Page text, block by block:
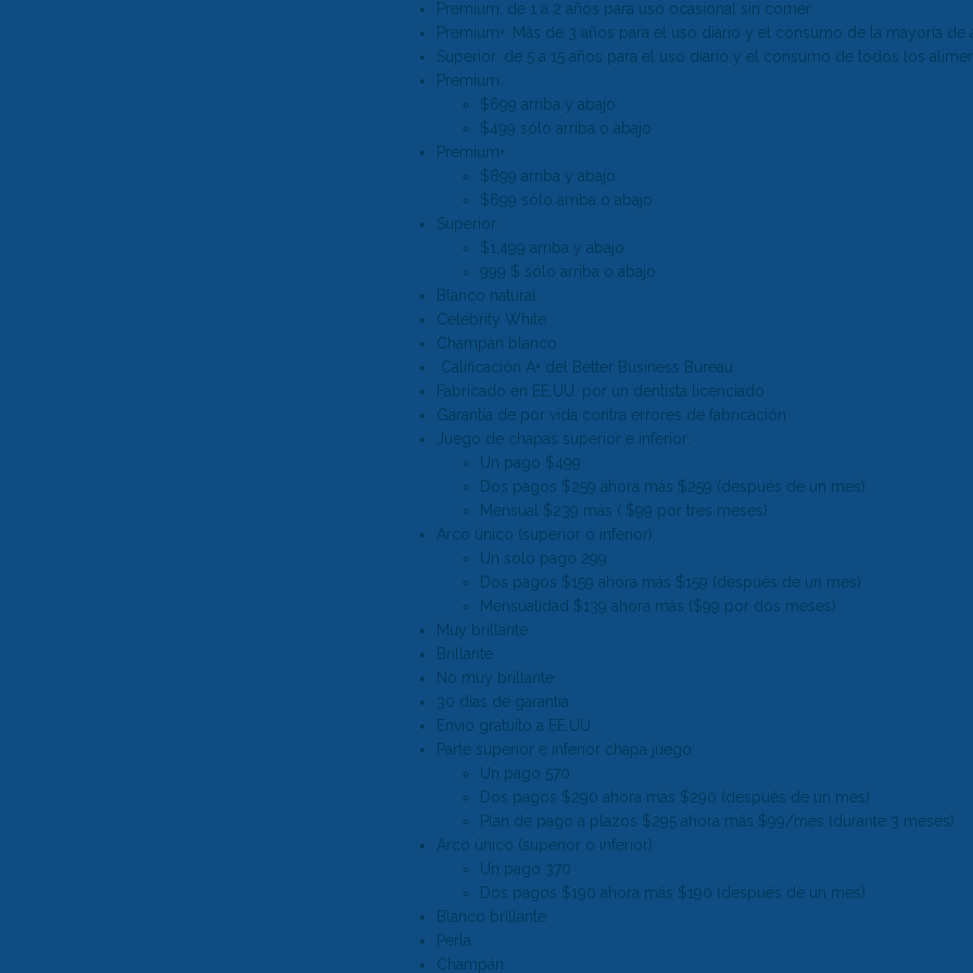
Premium: de 1 a 2 años para uso ocasional sin comer
Premium+: Más de 3 años para el uso diario y el consumo de la mayoría de
Superior: de 5 a 15 años para el uso diario y el consumo de todos los
Premium:
$699 arriba y abajo
$499 sólo arriba o abajo
Premium+:
$899 arriba y abajo
$699 sólo arriba o abajo
Superior:
$1,499 arriba y abajo
999 $ sólo arriba o abajo
Blanco natural
Celebrity White
Champán blanco
Calificación A+ del Better Business Bureau
Fabricado en EE.UU. por un dentista licenciado
Garantía de por vida contra errores de fabricación
Juego de chapas superior e inferior:
Un pago $499
Dos pagos $259 ahora más $259 (después de un mes)
Mensual $239 más ( $99 por tres meses)
Arco único (superior o inferior):
Un solo pago 299
Dos pagos $159 ahora más $159 (después de un mes)
Mensualidad $139 ahora más ($99 por dos meses)
Muy brillante
Brillante
No muy brillante
30 días de garantía
Envío gratuito a EE.UU.
Parte superior e inferior chapa juego:
Un pago 570
Dos pagos $290 ahora más $290 (después de un mes)
Plan de pago a plazos $295 ahora más $99/mes (durante 3 meses)
Arco único (superior o inferior):
Un pago 370
Dos pagos $190 ahora más $190 (después de un mes)
Blanco brillante
Perla
Champán